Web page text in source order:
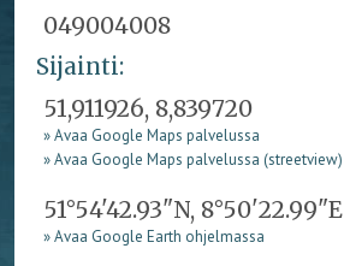
049004008
Sijainti:
51,911926, 8,839720
» Avaa Google Maps palvelussa
» Avaa Google Maps palvelussa (streetview)
51°54'42.93"N, 8°50'22.99"E
» Avaa Google Earth ohjelmassa